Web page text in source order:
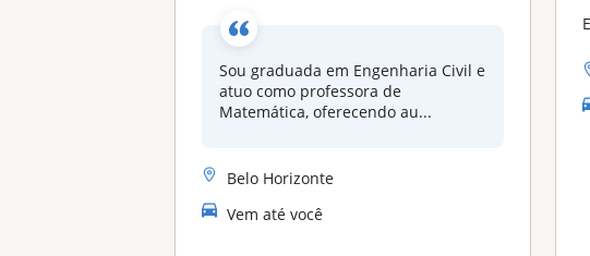
Sou graduada em Engenharia Civil e
atuo como professora de
Matemática, oferecendo au...
Belo Horizonte
Vem até você